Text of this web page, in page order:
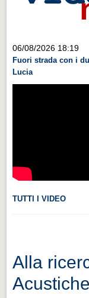
Eventi
Eventi
Guida turistica
Guida
Distretto
Muoversi a Vigevano
06/08/2026 18:19
Fuori strada con i
Lucia
TUTTI I VIDEO
Alla
Acustiche